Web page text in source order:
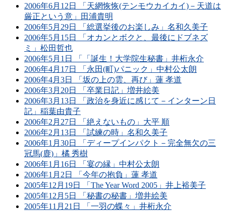
2006年6月12日 「天網恢恢(テンモウカイカイ)－天道は
厳正という意」田浦貴明
2006年5月29日 「総選挙後のお楽しみ」名和久美子
2006年5月15日 「オカンとボクと、最後にドブネズ
ミ」松田哲也
2006年5月1日 「「誕生！大学院生秘書」井桁永介
2006年4月17日 「永田(町)パニック」中村公太朗
2006年4月3日 「坂の上の雲、再び」蓮 孝道
2006年3月20日 「卒業日記」増井絵美
2006年3月13日 「政治を身近に感じて－インターン日
記」稲葉由貴子
2006年2月27日 「絶えないもの」大平 順
2006年2月13日 「試練の時」名和久美子
2006年1月30日 「ディープインパクト－完全無欠の三
冠馬(鹿)」橘 秀樹
2006年1月16日 「宴の縁」中村公太朗
2006年1月2日 「今年の抱負」蓮 孝道
2005年12月19日 「The Year Word 2005」井上裕美子
2005年12月5日 「秘書の秘書」増井絵美
2005年11月21日 「一羽の蝶々」井桁永介